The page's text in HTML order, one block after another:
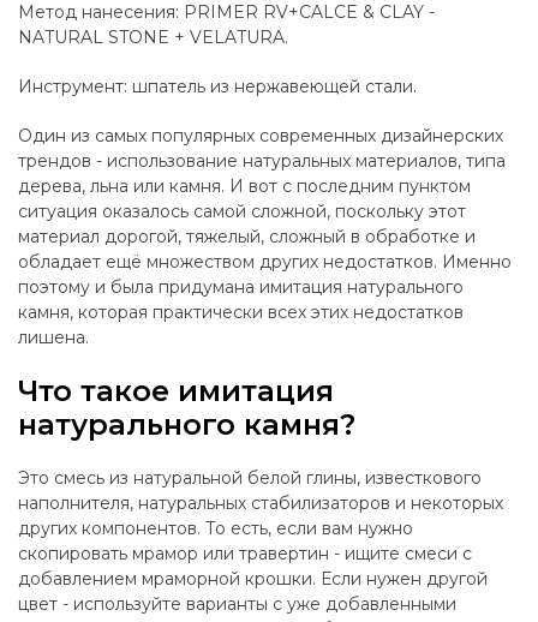
Метод нанесения: PRIMER RV+CALCE & CLAY -
NATURAL STONE + VELATURA.
Инструмент: шпатель из нержавеющей стали.
Один из самых популярных современных дизайнерских
трендов - использование натуральных материалов, типа
дерева, льна или камня. И вот с последним пунктом
ситуация оказалось самой сложной, поскольку этот
материал дорогой, тяжелый, сложный в обработке и
обладает ещё множеством других недостатков. Именно
поэтому и была придумана имитация натурального
камня, которая практически всех этих недостатков
лишена.
Что такое имитация
натурального камня?
Это смесь из натуральной белой глины, известкового
наполнителя, натуральных стабилизаторов и некоторых
других компонентов. То есть, если вам нужно
скопировать мрамор или травертин - ищите смеси с
добавлением мраморной крошки. Если нужен другой
цвет - используйте варианты с уже добавленными